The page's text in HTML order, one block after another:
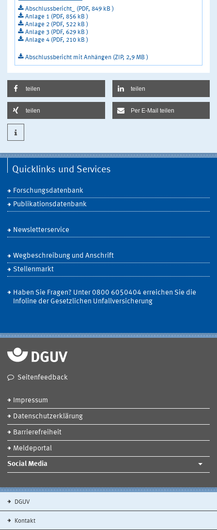
Abschlussbericht_ (PDF, 849 kB )
Anlage 1 (PDF, 856 kB )
Anlage 2 (PDF, 522 kB )
Anlage 3 (PDF, 629 kB )
Anlage 4 (PDF, 210 kB )
Abschlussbericht mit Anhängen (ZIP, 2,9 MB )
teilen teilen
teilen Per E-Mail teilen
Quicklinks und Services
Forschungsdatenbank
Publikationsdatenbank
Newsletterservice
Wegbeschreibung und Anschrift
Stellenmarkt
Haben Sie Fragen? Unter 0800 6050404 erreichen Sie die
Infoline der Gesetzlichen Unfallversicherung
Seitenfeedback
Impressum
Datenschutzerklärung
Barrierefreiheit
Meldeportal
Social Media
DGUV
Kontakt